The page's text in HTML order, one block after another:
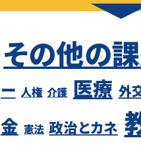
その他の
ー 人権 介護 医療 外
金 憲法 政治とカネ